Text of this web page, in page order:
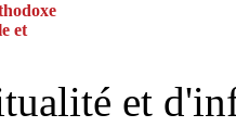
et
et